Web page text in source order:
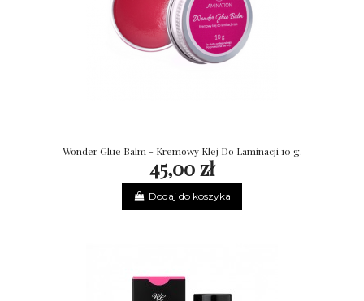
Wonder Glue Balm - Kremowy Klej Do Laminacji 10 g.
45,00 zł
Dodaj do koszyka